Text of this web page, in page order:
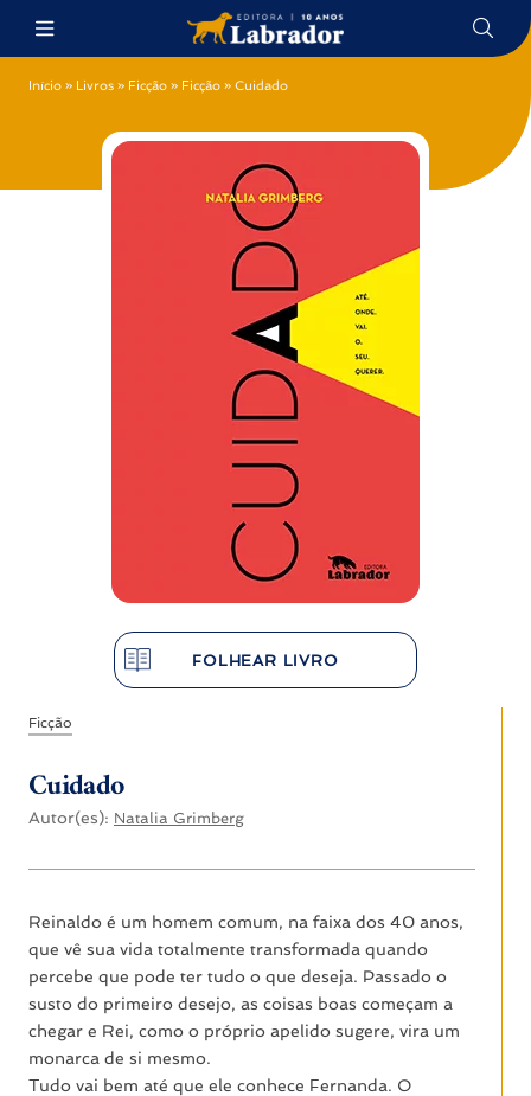
Início » Livros » Ficção » Ficção » Cuidado
FOLHEAR LIVRO
Ficção
Cuidado
Autor(es): Natalia Grimberg
Reinaldo é um homem comum, na faixa dos 40 anos,
que vê sua vida totalmente transformada quando
percebe que pode ter tudo o que deseja. Passado o
susto do primeiro desejo, as coisas boas começam a
chegar e Rei, como o próprio apelido sugere, vira um
monarca de si mesmo.
Tudo vai bem até que ele conhece Fernanda. O